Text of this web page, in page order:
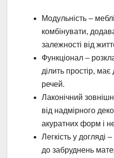
Модульність –
комбінувати,
залежності від
Функціонал –
ділить простір,
речей.
Лаконічний
від надмірного
акуратних форм і
Легкість у догляді –
до забруднень